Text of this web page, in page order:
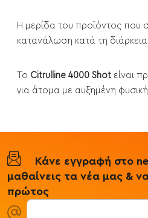
Η μερίδα του προϊόντος που
κατανάλωση κατά τη διάρκεια
Το Citrulline 4000 Shot είναι
για άτομα με αυξημένη
Κάνε εγγραφή στο
μαθαίνεις τα νέα μας &
πρώτος